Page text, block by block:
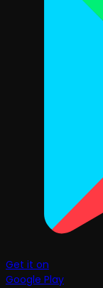
Get it on
Google Play